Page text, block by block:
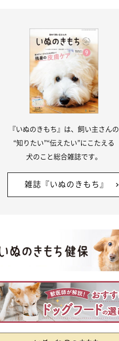
『いぬのきもち』は、飼い主さんの
“知りたい”“伝えたい”にこたえる
犬のこと総合雑誌です。
雑誌『いぬのきもち』